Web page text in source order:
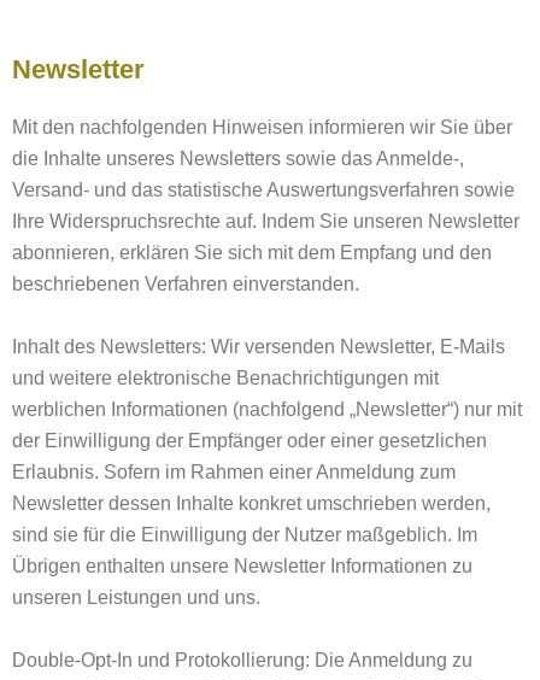
Newsletter
Mit den nachfolgenden Hinweisen informieren wir Sie über
die Inhalte unseres Newsletters sowie das Anmelde-,
Versand- und das statistische Auswertungsverfahren sowie
Ihre Widerspruchsrechte auf. Indem Sie unseren Newsletter
abonnieren, erklären Sie sich mit dem Empfang und den
beschriebenen Verfahren einverstanden.
Inhalt des Newsletters: Wir versenden Newsletter, E-Mails
und weitere elektronische Benachrichtigungen mit
werblichen Informationen (nachfolgend „Newsletter“) nur mit
der Einwilligung der Empfänger oder einer gesetzlichen
Erlaubnis. Sofern im Rahmen einer Anmeldung zum
Newsletter dessen Inhalte konkret umschrieben werden,
sind sie für die Einwilligung der Nutzer maßgeblich. Im
Übrigen enthalten unsere Newsletter Informationen zu
unseren Leistungen und uns.
Double-Opt-In und Protokollierung: Die Anmeldung zu